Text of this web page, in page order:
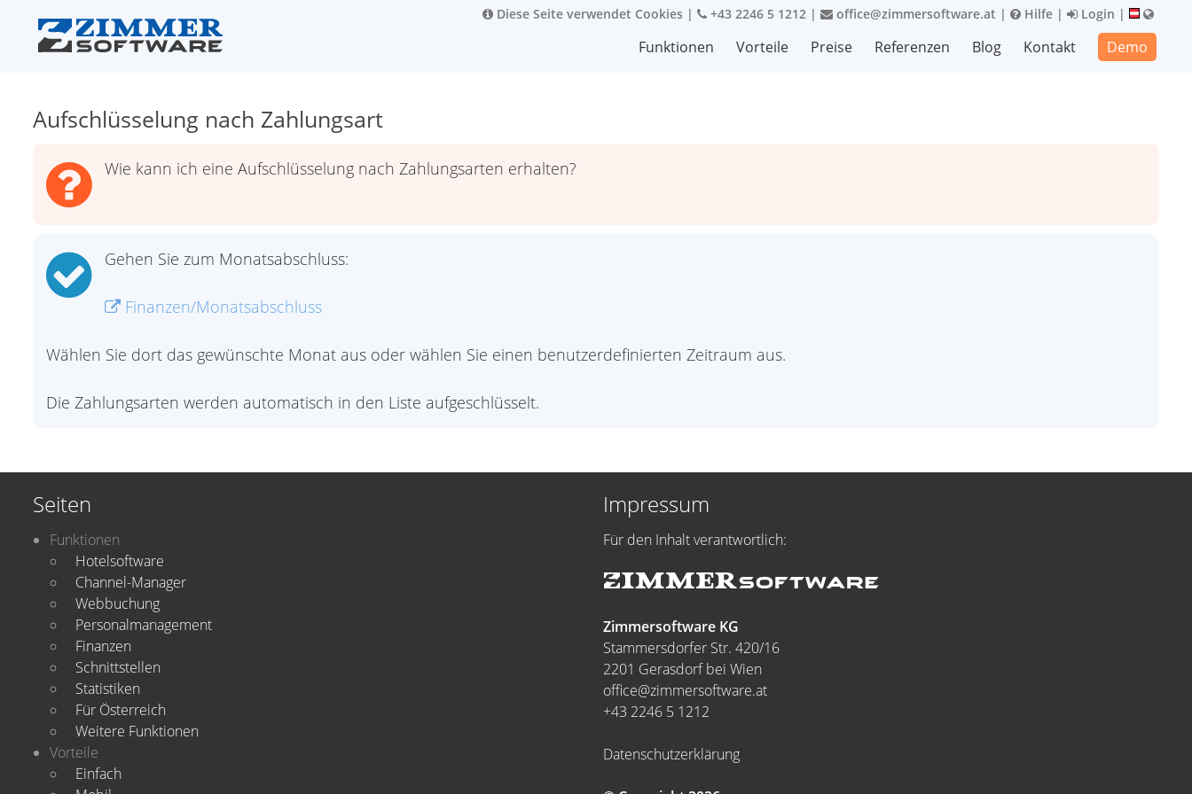
Diese Seite verwendet Cookies | +43 2246 5 1212 | office@zimmersoftware.at | Hilfe | Login |
Funktionen Vorteile Preise Referenzen Blog Kontakt Demo
Aufschlüsselung nach Zahlungsart
Wie kann ich eine Aufschlüsselung nach Zahlungsarten erhalten?
Gehen Sie zum Monatsabschluss:
Finanzen/Monatsabschluss
Wählen Sie dort das gewünschte Monat aus oder wählen Sie einen benutzerdefinierten Zeitraum aus.
Die Zahlungsarten werden automatisch in den Liste aufgeschlüsselt.
Seiten
Funktionen
Hotelsoftware
Channel-Manager
Webbuchung
Personalmanagement
Finanzen
Schnittstellen
Statistiken
Für Österreich
Weitere Funktionen
Vorteile
Einfach
Impressum
Für den Inhalt verantwortlich:
Zimmersoftware KG
Stammersdorfer Str. 420/16
2201 Gerasdorf bei Wien
office@zimmersoftware.at
+43 2246 5 1212
Datenschutzerklärung